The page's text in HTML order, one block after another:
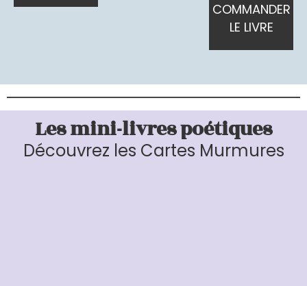
COMMANDER
LE LIVRE
Les mini-livres poétiques
Découvrez les Cartes Murmures